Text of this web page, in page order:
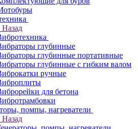
Назад
глубинные
глубинные портативные
глубинные с гибким валом
ручные
для бетона
помпы, нагреватели
Назад